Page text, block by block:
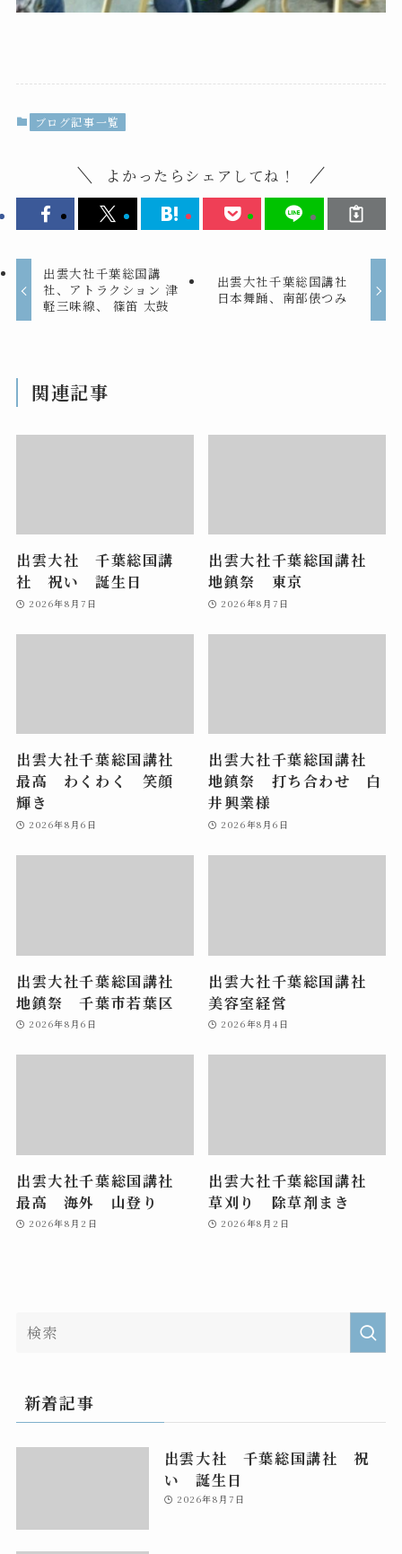
ブログ記事一覧
よかったらシェアしてね！
出雲大社千葉総国講
社、アトラクション 津
軽三味線、 篠笛 太鼓
出雲大社千葉総国講社
日本舞踊、南部俵つみ
関連記事
出雲大社 千葉総国講
社 祝い 誕生日
2026年8月7日
出雲大社千葉総国講社
地鎮祭 東京
2026年8月7日
出雲大社千葉総国講社
最高 わくわく 笑顔
輝き
2026年8月6日
出雲大社千葉総国講社
地鎮祭 打ち合わせ 白
井興業様
2026年8月6日
出雲大社千葉総国講社
地鎮祭 千葉市若葉区
2026年8月6日
出雲大社千葉総国講社
美容室経営
2026年8月4日
出雲大社千葉総国講社
最高 海外 山登り
2026年8月2日
出雲大社千葉総国講社
草刈り 除草剤まき
2026年8月2日
新着記事
出雲大社 千葉総国講社 祝
い 誕生日
2026年8月7日